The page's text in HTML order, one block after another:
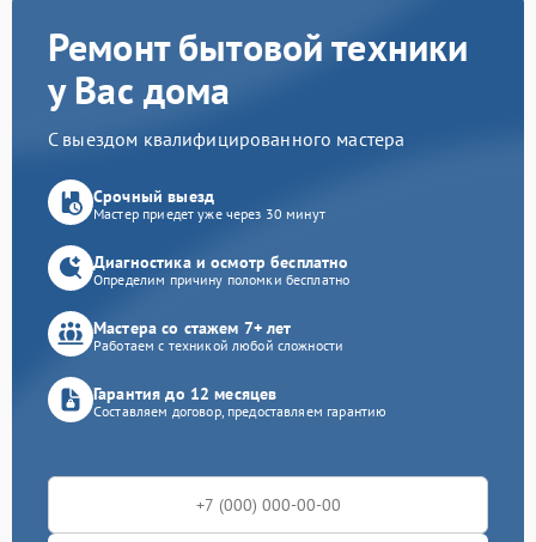
Ремонт бытовой техники
у Вас дома
С выездом квалифицированного мастера
Срочный выезд
Мастер приедет уже через 30 минут
Диагностика и осмотр бесплатно
Определим причину поломки бесплатно
Мастера со стажем 7+ лет
Работаем с техникой любой сложности
Гарантия до 12 месяцев
Составляем договор, предоставляем гарантию